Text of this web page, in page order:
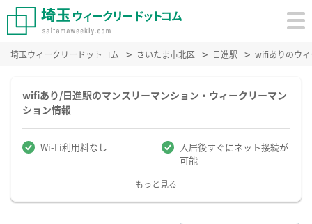
埼玉ウィークリードットコム さいたま市北区 日進駅 wifiありのウ
wifiあり/日進駅のマンスリーマンション・ウィークリーマン
ション情報
Wi-Fi利用料なし
入居後すぐにネット接続が
可能
もっと見る